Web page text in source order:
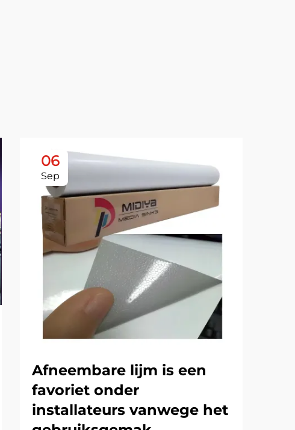
06
Sep
Afneembare lijm is een
favoriet onder
installateurs vanwege het